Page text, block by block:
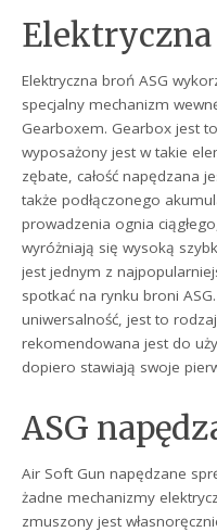
Elektryczna
Elektryczna broń ASG
specjalny mechanizm
Gearboxem. Gearbox jest
wyposażony jest w takie
zębate, całość napędzana
także podłączonego
prowadzenia ognia
wyróżniają się wysoką
jest jednym z
spotkać na rynku broni
uniwersalność, jest to
rekomendowana jest do
dopiero stawiają swoje
ASG
Air Soft Gun napędzane
żadne mechanizmy
zmuszony jest